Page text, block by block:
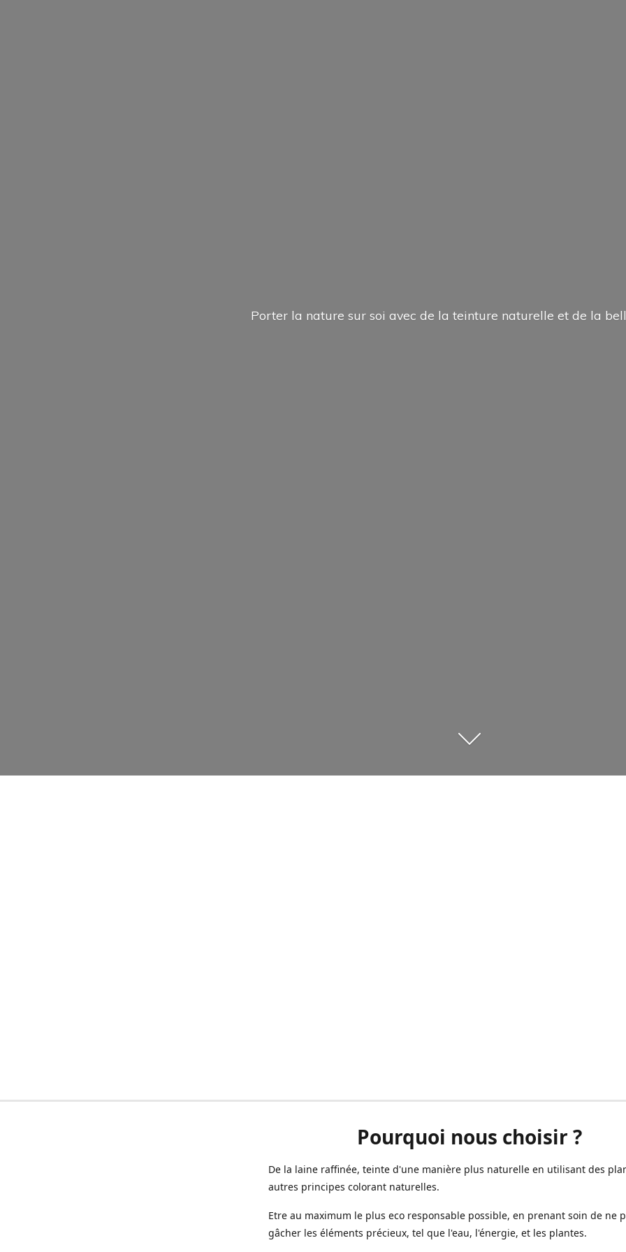
Porter la nature sur soi avec de la teinture naturelle et de la
Pourquoi nous choisir ?
De la laine raffinée, teinte d'une manière plus naturelle en utilisant des
autres principes colorant naturelles.
Etre au maximum le plus eco responsable possible, en prenant soin de ne
gâcher les éléments précieux, tel que l'eau, l'énergie, et les plantes.